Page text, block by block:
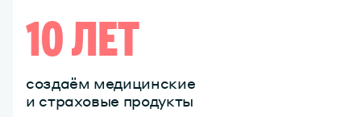
10 ЛЕТ
создаём медицинские
и страховые продукты